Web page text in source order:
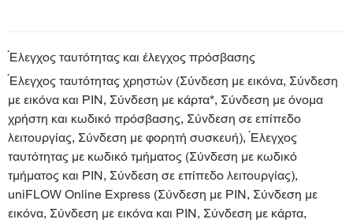
Έλεγχος ταυτότητας και έλεγχος πρόσβασης
Έλεγχος ταυτότητας χρηστών (Σύνδεση με εικόνα, Σύνδεση
με εικόνα και PIN, Σύνδεση με κάρτα*, Σύνδεση με όνομα
χρήστη και κωδικό πρόσβασης, Σύνδεση σε επίπεδο
λειτουργίας, Σύνδεση με φορητή συσκευή), Έλεγχος
ταυτότητας με κωδικό τμήματος (Σύνδεση με κωδικό
τμήματος και PIN, Σύνδεση σε επίπεδο λειτουργίας),
uniFLOW Online Express (Σύνδεση με PIN, Σύνδεση με
εικόνα, Σύνδεση με εικόνα και PIN, Σύνδεση με κάρτα,